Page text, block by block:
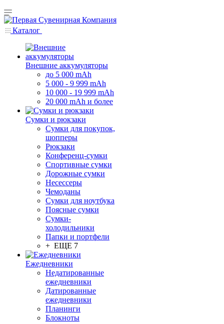
Каталог
Внешние аккумуляторы
до 5 000 mAh
5 000 - 9 999 mAh
10 000 - 19 999 mAh
20 000 mAh и более
Сумки и рюкзаки
Сумки для покупок,
шопперы
Рюкзаки
Конференц-сумки
Спортивные сумки
Дорожные сумки
Несессеры
Чемоданы
Сумки для ноутбука
Поясные сумки
Сумки-
холодильники
Папки и портфели
+ ЕЩЕ 7
Ежедневники
Недатированные
ежедневники
Датированные
ежедневники
Планинги
Блокноты